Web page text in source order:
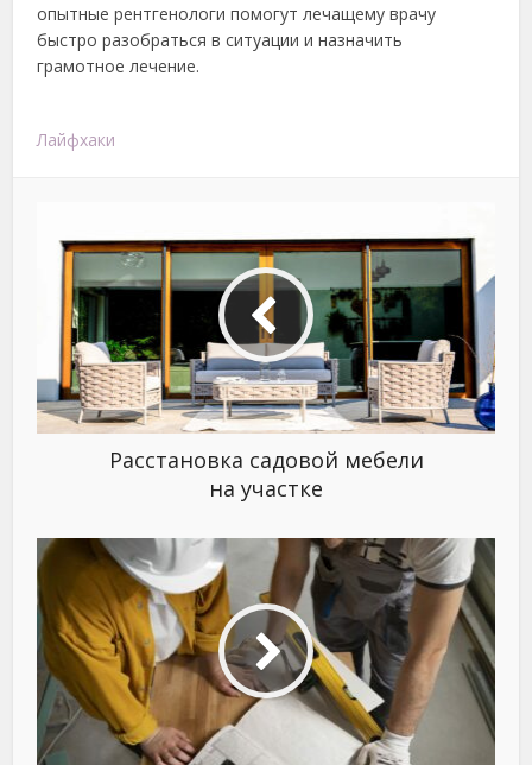
опытные рентгенологи помогут лечащему врачу
быстро разобраться в ситуации и назначить
грамотное лечение.
Лайфхаки
Расстановка садовой мебели
на участке